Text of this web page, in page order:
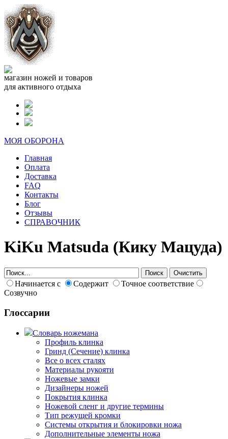
магазин ножей и товаров
для активного отдыха
МОЯ ОБОРОНА
Главная
Оплата
Доставка
FAQ
Контакты
Блог
Отзывы
СПРАВОЧНИК
KiKu Matsuda (Кику Мацуда)
Начинается с Содержит
Точное соответствие
Созвучно
Глоссарии
Словарь ножемана
Профиль клинка
Гринд (Сечение) клинка
Все о всех сталях
Материалы рукояти
Ножевые замки
Дизайнеры ножей
Покрытия клинка
Ножевой сленг и другие термины
Тип режущей кромки
Системы открытия и блокировки ножа
Дополнительные элементы ножа